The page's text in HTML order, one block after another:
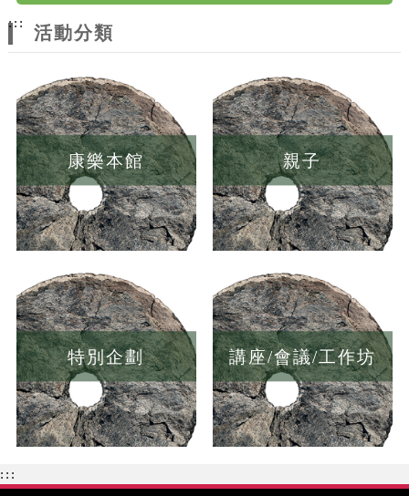
:::
活動分類
康樂本館 親子
特別企劃 講座/會議/工作坊
:::